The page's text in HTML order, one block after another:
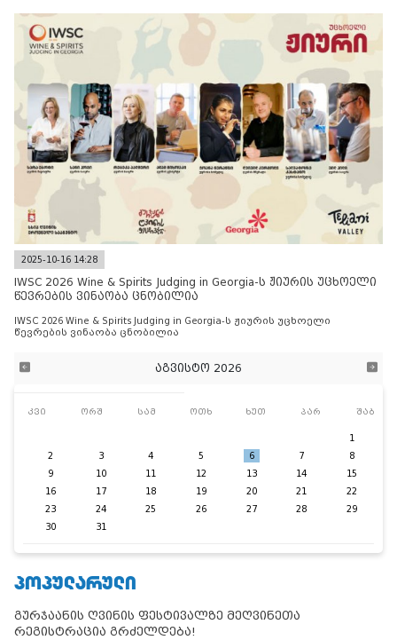
2025-10-16 14:28
IWSC 2026 Wine & Spirits Judging in Georgia-ს ჟიურის უცხოელი
წევრების ვინაობა ცნობილია
IWSC 2026 Wine & Spirits Judging in Georgia-ს ჟიურის უცხოელი
წევრების ვინაობა ცნობილია
აგვისტო 2026
კვი ორშ სამ ოთხ ხუთ პარ შაბ
1
2
3 4 5 6 7
8
9
10 11 12 13 14
15
16
17 18 19 20 21
22
23
24 25 26 27 28
29
30
31
ᲞᲝᲞᲣᲚᲐᲠᲣᲚᲘ
გურჯაანის ღვინის ფესტივალზე მეღვინეთა
რეგისტრაცია გრძელდება!